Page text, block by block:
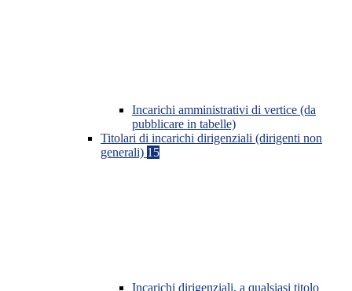
Incarichi amministrativi di vertice (da
pubblicare in tabelle)
Titolari di incarichi dirigenziali (dirigenti non
generali) 15
Incarichi dirigenziali, a qualsiasi titolo